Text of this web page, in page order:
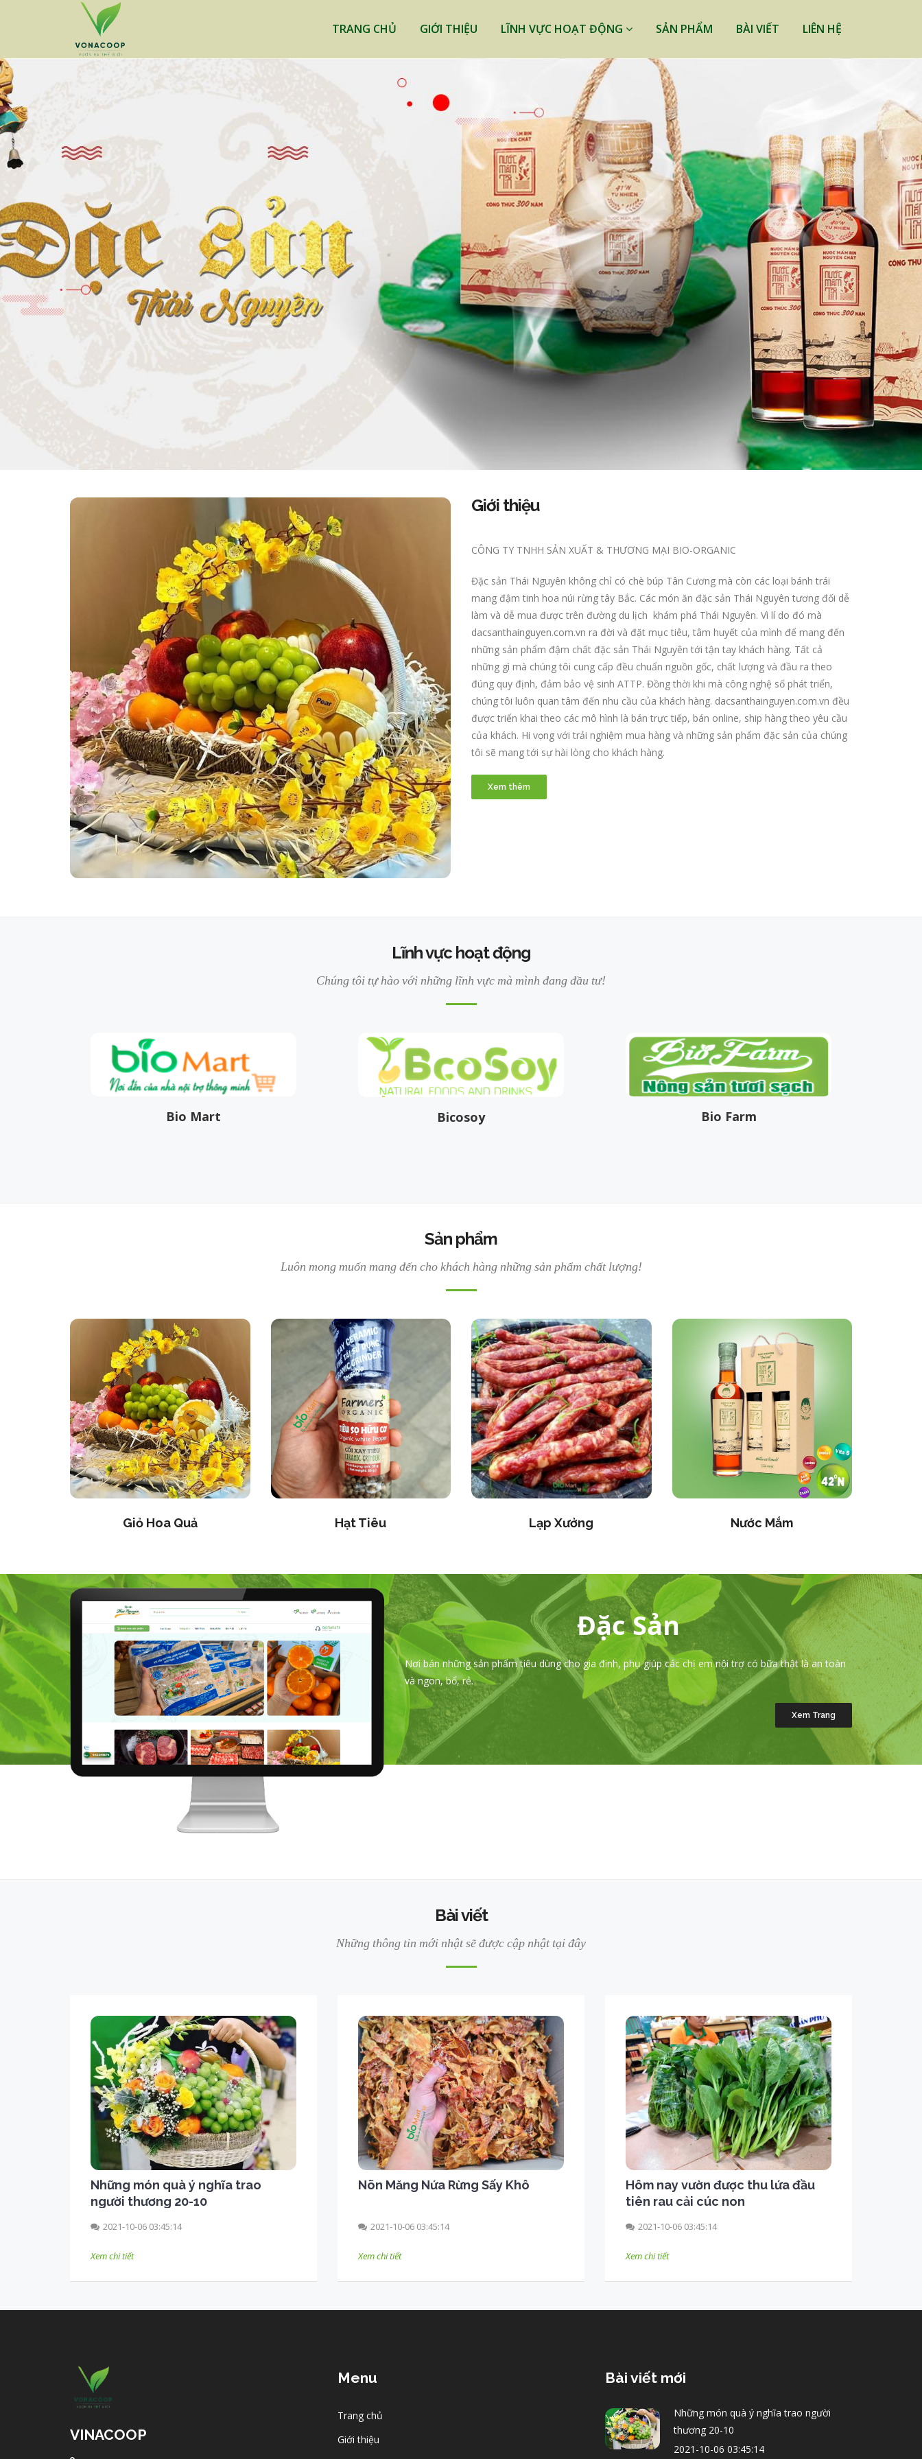
TRANG CHỦ GIỚI THIỆU LĨNH VỰC HOẠT ĐỘNG SẢN PHẨM BÀI VIẾT LIÊN HỆ
Giới thiệu
CÔNG TY TNHH SẢN XUẤT & THƯƠNG MẠI BIO-ORGANIC
Đặc sản Thái Nguyên không chỉ có chè búp Tân Cương mà còn các loại bánh trái
mang đậm tinh hoa núi rừng tây Bắc. Các món ăn đặc sản Thái Nguyên tương đối dễ
làm và dễ mua được trên đường du lịch khám phá Thái Nguyên. Vì lí do đó mà
dacsanthainguyen.com.vn ra đời và đặt mục tiêu, tâm huyết của mình để mang đến
những sản phẩm đậm chất đặc sản Thái Nguyên tới tận tay khách hàng. Tất cả
những gì mà chúng tôi cung cấp đều chuẩn nguồn gốc, chất lượng và đầu ra theo
đúng quy định, đảm bảo vệ sinh ATTP. Đồng thời khi mà công nghệ số phát triển,
chúng tôi luôn quan tâm đến nhu cầu của khách hàng. dacsanthainguyen.com.vn đều
được triển khai theo các mô hình là bán trực tiếp, bán online, ship hàng theo yêu cầu
của khách. Hi vọng với trải nghiệm mua hàng và những sản phẩm đặc sản của chúng
tôi sẽ mang tới sự hài lòng cho khách hàng.
Xem thêm
Lĩnh vực hoạt động
Chúng tôi tự hào với những lĩnh vực mà mình đang đầu tư!
Bio Mart Bicosoy Bio Farm
Sản phẩm
Luôn mong muốn mang đến cho khách hàng những sản phẩm chất lượng!
Giỏ Hoa Quả Hạt Tiêu Lạp Xưởng Nước Mắm
Bio Organic
Nơi bán những sản phẩm tiêu dùng cho gia đinh, phụ giúp các chị em nội trợ có bữa thật là an toàn
và ngon, bổ, rẻ.
Xem Trang
Bài viết
Những thông tin mới nhật sẽ được cập nhật tại đây
Những món quà ý nghĩa trao
người thương 20-10
2021-10-06 03:45:14
Xem chi tiết
Nõn Măng Nứa Rừng Sấy Khô
2021-10-06 03:45:14
Xem chi tiết
Hôm nay vườn được thu lứa đầu
tiên rau cải cúc non
2021-10-06 03:45:14
Xem chi tiết
VINACOOP
Menu
Trang chủ
Giới thiệu
Bài viết mới
Những món quà ý nghĩa trao người
thương 20-10
2021-10-06 03:45:14